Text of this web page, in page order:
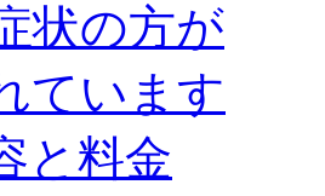
状の方が
ています
と料金